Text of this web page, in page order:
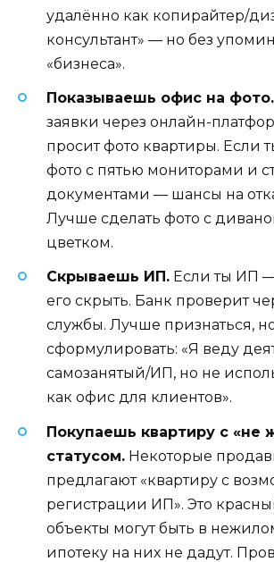
удалённо как копирайтер/
консультант» — но без
«бизнеса».
Показываешь офис на фото.
заявки через онлайн-
просит фото квартиры. Если
фото с пятью мониторами и
документами — шансы на
Лучше сделать фото с
цветком.
Скрываешь ИП. Если ты ИП
его скрыть. Банк проверит
службы. Лучше признаться,
сформулировать: «Я веду
самозанятый/ИП, но не
как офис для клиентов».
Покупаешь квартиру с «не
статусом. Некоторые
предлагают «квартиру с
регистрации ИП». Это
объекты могут быть в
ипотеку на них не дадут.